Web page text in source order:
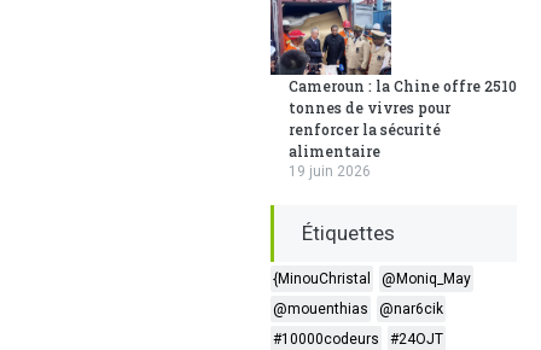
Cameroun : la Chine offre 2510
tonnes de vivres pour
renforcer la sécurité
alimentaire
19 juin 2026
Étiquettes
{MinouChristal
@Moniq_May
@mouenthias
@nar6cik
#10000codeurs
#24OJT